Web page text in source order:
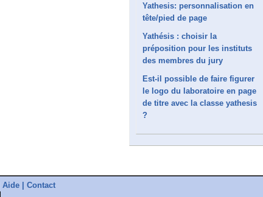
Yathesis: personnalisation en
tête/pied de page
Yathésis : choisir la
préposition pour les instituts
des membres du jury
Est-il possible de faire figurer
le logo du laboratoire en page
de titre avec la classe yathesis
?
Aide | Contact